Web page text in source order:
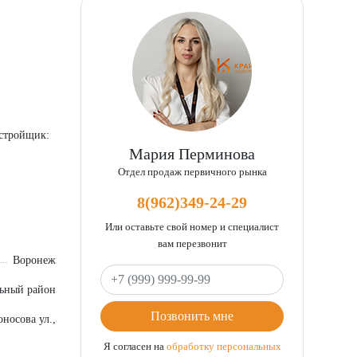
точку
Воронеж
район
ул.,
Мария Перминова
Отдел продаж первичного рынка
8(962)349-24-29
Или оставьте свой номер и специалист
вам перезвонит
Ваш телефон
Позвонить мне
Я согласен на обработку персональных